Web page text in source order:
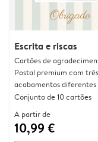
Escrita e riscas
Cartões de
Postal premium com três
acabamentos diferentes
Conjunto de 10 cartões
A partir de
10,99 €